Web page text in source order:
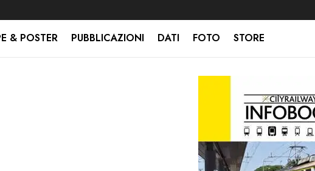
& POSTER PUBBLICAZIONI DATI FOTO STORE